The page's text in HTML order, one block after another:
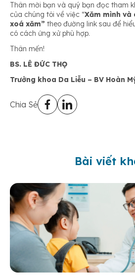
Thân mời bạn và quý bạn đọc tham
của chúng tôi về việc “Xăm mình và
xoá xăm” theo đường link sau để
có cách ứng xử phù hợp.
Thân mến!
BS. LÊ ĐỨC THỌ
Trưởng khoa Da Liễu – BV Hoàn
Chia Sẻ
Bài viết